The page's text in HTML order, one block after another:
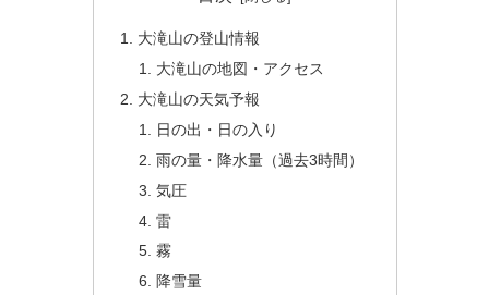
大滝山の登山情報
大滝山の地図・アクセス
大滝山の天気予報
日の出・日の入り
雨の量・降水量（過去3時間）
気圧
雷
霧
降雪量